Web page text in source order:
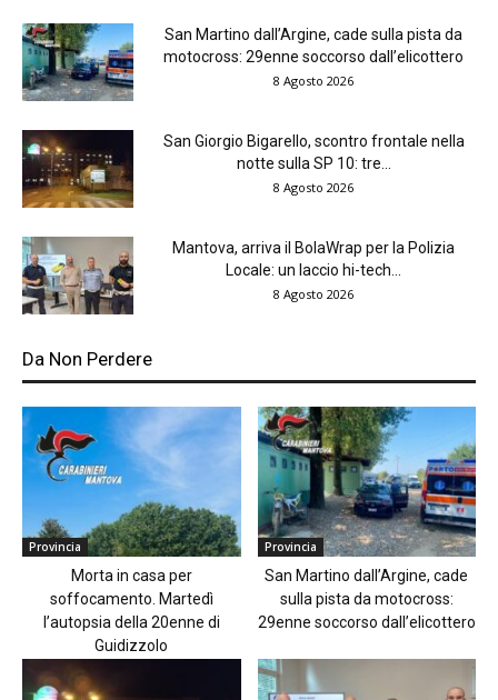
San Martino dall’Argine, cade sulla pista da
motocross: 29enne soccorso dall’elicottero
8 Agosto 2026
San Giorgio Bigarello, scontro frontale nella
notte sulla SP 10: tre...
8 Agosto 2026
Mantova, arriva il BolaWrap per la Polizia
Locale: un laccio hi-tech...
8 Agosto 2026
Da Non Perdere
Provincia
Morta in casa per
soffocamento. Martedì
l’autopsia della 20enne di
Guidizzolo
Provincia
San Martino dall’Argine, cade
sulla pista da motocross:
29enne soccorso dall’elicottero